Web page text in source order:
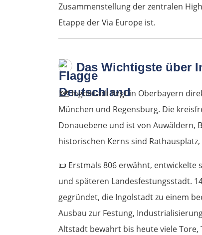
Zusammenstellung der zentralen
Etappe der Via Europe ist.
Das Wichtigste über
🗺️Ingolstadt liegt in Oberbayern
München und Regensburg. Die
Donauebene und ist von Auwäldern,
historischen Kerns sind
📜 Erstmals 806 erwähnt,
und späteren Landesfestungsstadt.
gegründet, die Ingolstadt zu einem
Ausbau zur Festung,
Altstadt bewahrt bis heute viele Tore,